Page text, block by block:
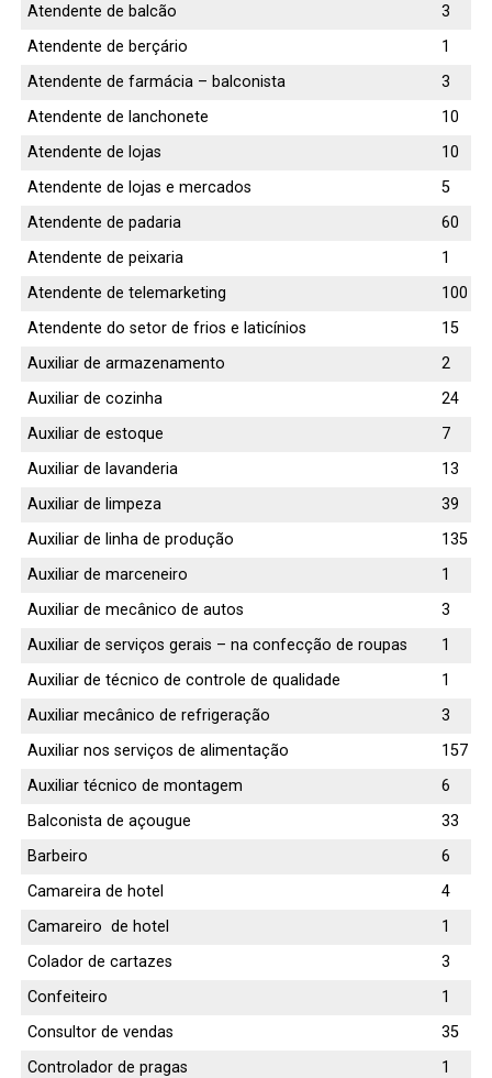
Atendente de balcão
3
Atendente de berçário
1
Atendente de farmácia – balconista
3
Atendente de lanchonete
10
Atendente de lojas
10
Atendente de lojas e mercados
5
Atendente de padaria
60
Atendente de peixaria
1
Atendente de telemarketing
100
Atendente do setor de frios e laticínios
15
Auxiliar de armazenamento
2
Auxiliar de cozinha
24
Auxiliar de estoque
7
Auxiliar de lavanderia
13
Auxiliar de limpeza
39
Auxiliar de linha de produção
135
Auxiliar de marceneiro
1
Auxiliar de mecânico de autos
3
Auxiliar de serviços gerais – na confecção de roupas
1
Auxiliar de técnico de controle de qualidade
1
Auxiliar mecânico de refrigeração
3
Auxiliar nos serviços de alimentação
157
Auxiliar técnico de montagem
6
Balconista de açougue
33
Barbeiro
6
Camareira de hotel
4
Camareiro de hotel
1
Colador de cartazes
3
Confeiteiro
1
Consultor de vendas
35
Controlador de pragas
1